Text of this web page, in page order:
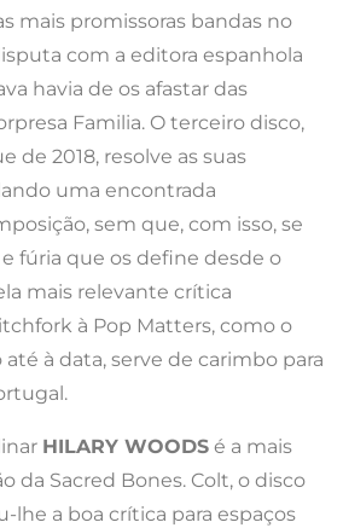
mais promissoras bandas no
com a editora espanhola
havia de os afastar das
Familia. O terceiro disco,
de 2018, resolve as suas
uma encontrada
sem que, com isso, se
fúria que os define desde o
mais relevante crítica
à Pop Matters, como o
à data, serve de carimbo para
HILARY WOODS é a mais
da Sacred Bones. Colt, o disco
lhe a boa crítica para espaços